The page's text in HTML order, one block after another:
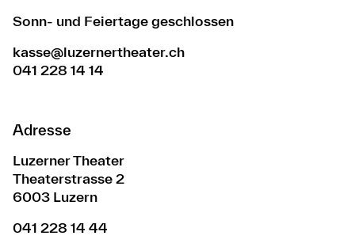
Sonn- und Feiertage geschlossen
kasse@luzernertheater.ch
041 228 14 14
Adresse
Luzerner Theater
Theaterstrasse 2
6003 Luzern
041 228 14 44